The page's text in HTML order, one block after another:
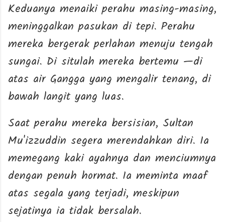
Keduanya menaiki perahu masing-masing,
meninggalkan pasukan di tepi. Perahu
mereka bergerak perlahan menuju tengah
sungai. Di situlah mereka bertemu —di
atas air Gangga yang mengalir tenang, di
bawah langit yang luas.
Saat perahu mereka bersisian, Sultan
Mu'izzuddin segera merendahkan diri. Ia
memegang kaki ayahnya dan menciumnya
dengan penuh hormat. Ia meminta maaf
atas segala yang terjadi, meskipun
sejatinya ia tidak bersalah.